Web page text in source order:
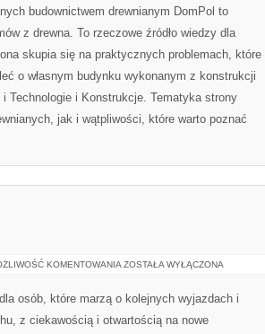
DOMU
budownictwem drewnianym DomPol to
z drewna. To rzeczowe źródło wiedzy dla
skupia się na praktycznych problemach, które
o własnym budynku wykonanym z konstrukcji
Technologie i Konstrukcje. Tematyka strony
jak i wątpliwości, które warto poznać
KOMENTOWANIA INDIE
ZOSTAŁA WYŁĄCZONA
osób, które marzą o kolejnych wyjazdach i
z ciekawością i otwartością na nowe